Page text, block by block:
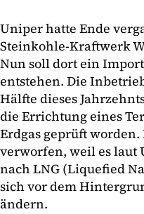
Uniper hatte Ende
Steinkohle-Kraftwerk
Nun soll dort ein
entstehen. Die
Hälfte dieses
die Errichtung eines
Erdgas geprüft
verworfen, weil es laut
nach LNG (Liquefied
sich vor dem
ändern.